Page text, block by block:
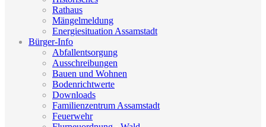
Rathaus
Mängelmeldung
Energiesituation Assamstadt
Bürger-Info
Abfallentsorgung
Ausschreibungen
Bauen und Wohnen
Bodenrichtwerte
Downloads
Familienzentrum Assamstadt
Feuerwehr